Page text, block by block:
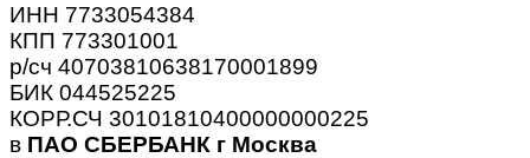
ИНН 7733054384
КПП 773301001
р/сч 40703810638170001899
БИК 044525225
КОРР.СЧ 30101810400000000225
в ПАО СБЕРБАНК г Москва